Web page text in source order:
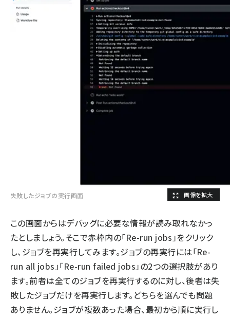
失敗したジョブの実行画面
この画面からはデバッグに必要な情報が読み取れなかっ
たとしましょう。そこで赤枠内の「Re-run jobs」をクリック
し、ジョブを再実行してみます。ジョブの再実行には「Re-
run all jobs」「Re-run failed jobs」の2つの選択肢があり
ます。前者は全てのジョブを再実行するのに対し、後者は失
敗したジョブだけを再実行します。どちらを選んでも問題
ありません。ジョブが複数あった場合、最初から順に実行し